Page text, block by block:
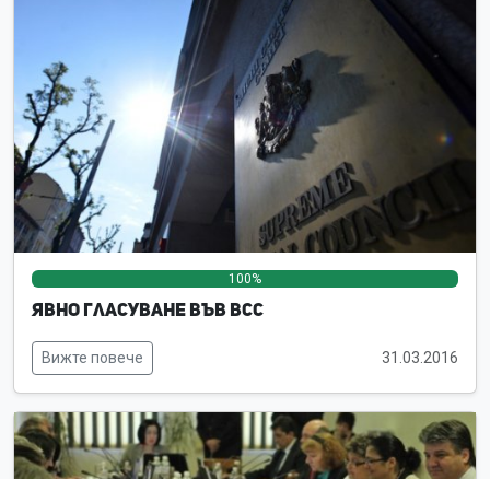
100%
Явно гласуване във ВСС
Вижте повече 31.03.2016